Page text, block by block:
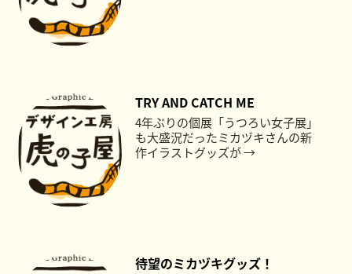
TRY AND CATCH ME
4年ぶりの個展「うつろい女子展」
も大盛況だったミカヅキさんの新
作イラストグッズが →
待望のミカヅキグッズ！